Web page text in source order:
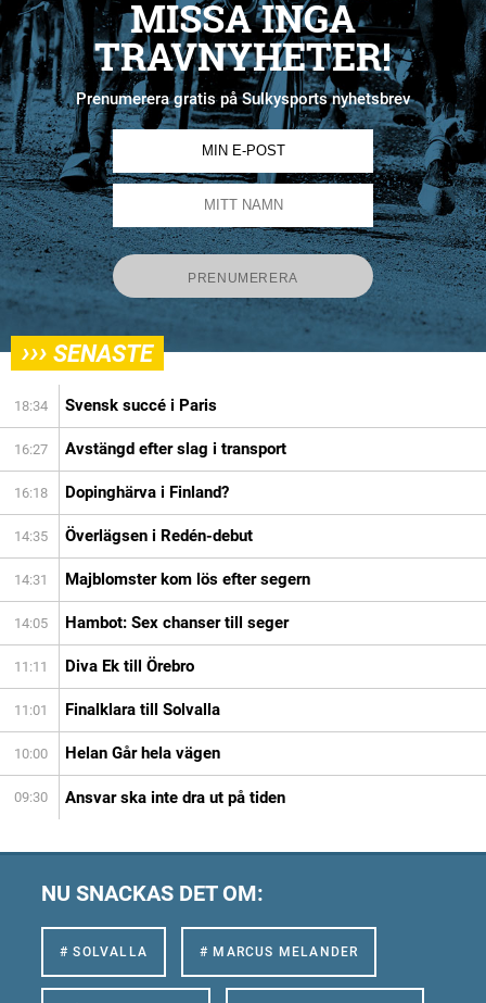
MISSA INGA
TRAVNYHETER!
Prenumerera gratis på Sulkysports nyhetsbrev
››› SENASTE
18:34 Svensk succé i Paris
16:27 Avstängd efter slag i transport
16:18 Dopinghärva i Finland?
14:35 Överlägsen i Redén-debut
14:31 Majblomster kom lös efter segern
14:05 Hambot: Sex chanser till seger
11:11 Diva Ek till Örebro
11:01 Finalklara till Solvalla
10:00 Helan Går hela vägen
09:30 Ansvar ska inte dra ut på tiden
NU SNACKAS DET OM:
# SOLVALLA # MARCUS MELANDER